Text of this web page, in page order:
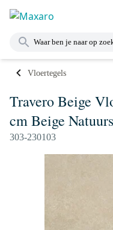
Vloertegels
Travero Beige
cm Beige
303-230103